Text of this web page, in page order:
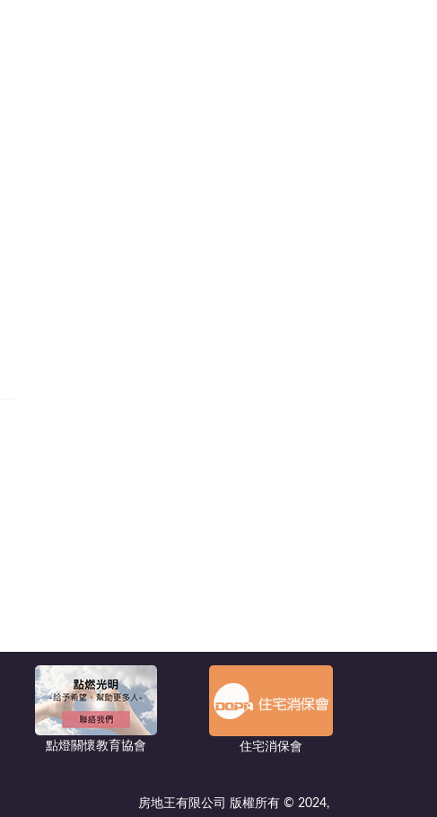
點燈關懷教育協會 住宅消保會
房地王有限公司 版權所有 © 2024,